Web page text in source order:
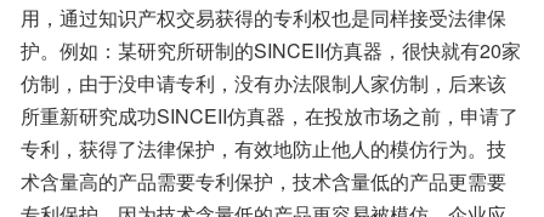
用，通过知识产权交易获得的专利权也是同样接受法律保
护。例如：某研究所研制的SINCEII仿真器，很快就有20家
仿制，由于没申请专利，没有办法限制人家仿制，后来该
所重新研究成功SINCEII仿真器，在投放市场之前，申请了
专利，获得了法律保护，有效地防止他人的模仿行为。技
术含量高的产品需要专利保护，技术含量低的产品更需要